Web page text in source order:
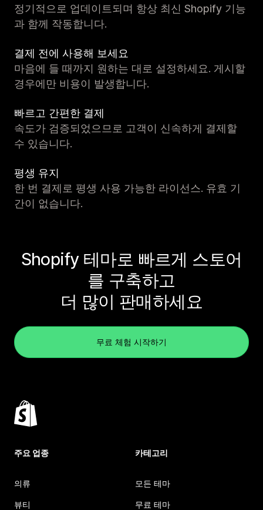
정기적으로 업데이트되며 항상 최신 Shopify 기능
과 함께 작동합니다.
결제 전에 사용해 보세요
마음에 들 때까지 원하는 대로 설정하세요. 게시할
경우에만 비용이 발생합니다.
빠르고 간편한 결제
속도가 검증되었으므로 고객이 신속하게 결제할
수 있습니다.
평생 유지
한 번 결제로 평생 사용 가능한 라이선스. 유효 기
간이 없습니다.
Shopify 테마로 빠르게 스토어
를 구축하고
더 많이 판매하세요
무료 체험 시작하기
주요 업종
의류
뷰티
카테고리
모든 테마
무료 테마